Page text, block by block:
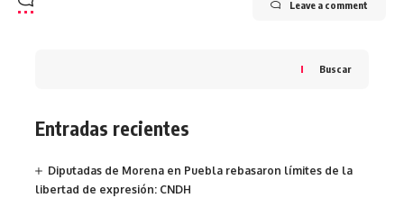
Leave a comment
Buscar
Entradas recientes
Diputadas de Morena en Puebla rebasaron límites de la
libertad de expresión: CNDH